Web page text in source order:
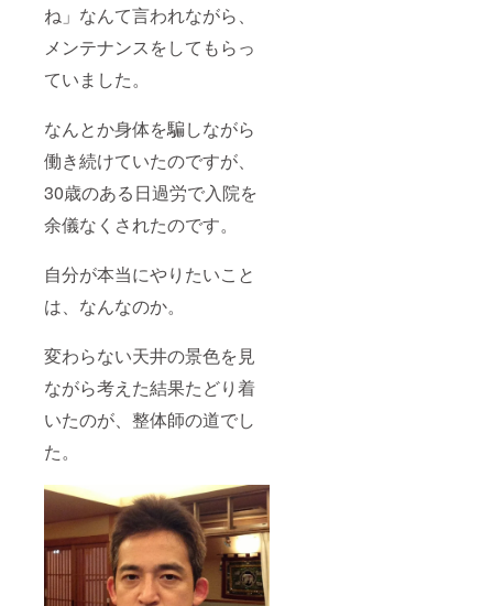
ね」なんて言われながら、
メンテナンスをしてもらっ
ていました。
なんとか身体を騙しながら
働き続けていたのですが、
30歳のある日過労で入院を
余儀なくされたのです。
自分が本当にやりたいこと
は、なんなのか。
変わらない天井の景色を見
ながら考えた結果たどり着
いたのが、整体師の道でし
た。